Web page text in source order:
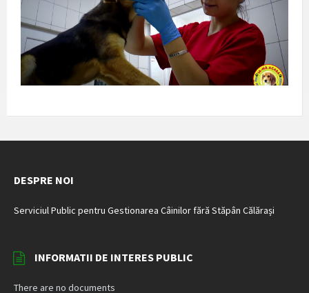
DESPRE NOI
Serviciul Public pentru Gestionarea Câinilor fără Stăpân Călărași
INFORMATII DE INTERES PUBLIC
There are no documents